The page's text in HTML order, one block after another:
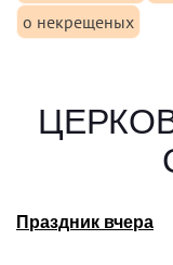
о некрещеных
Праздник вчера